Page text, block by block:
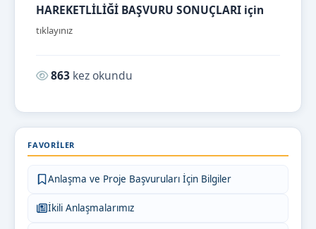
HAREKETLİLİĞİ BAŞVURU SONUÇLARI için
tıklayınız
Okunma sayısı:
863 kez okundu
FAVORILER
Anlaşma ve Proje Başvuruları İçin Bilgiler
İkili Anlaşmalarımız